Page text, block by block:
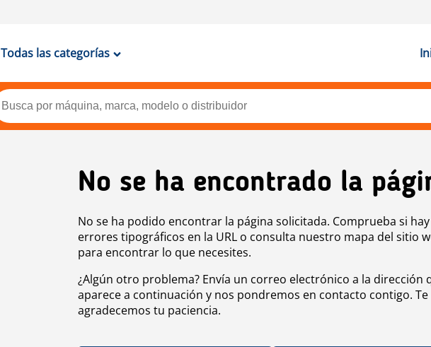
Todas las categorías
No se ha encontrado la
No se ha podido encontrar la página solicitada. Comprueba si hay
errores tipográficos en la URL o consulta nuestro mapa del sitio
para encontrar lo que necesites.
¿Algún otro problema? Envía un correo electrónico a la dirección
aparece a continuación y nos pondremos en contacto contigo. Te
agradecemos tu paciencia.